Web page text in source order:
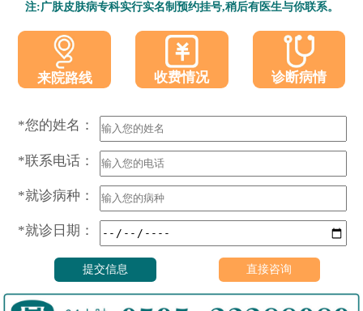
注:广肤皮肤病专科实行实名制预约挂号,稍后有医生与你联系。
来院路线 收费情况 诊断病情
*您的姓名：
*联系电话：
*就诊病种：
*就诊日期：